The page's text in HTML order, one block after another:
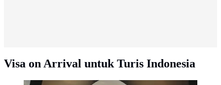
Visa on Arrival untuk Turis Indonesia